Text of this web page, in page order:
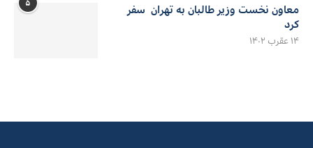
۵
معاون نخست وزیر طالبان به تهران سفر
کرد
۱۴ عقرب ۱۴۰۲